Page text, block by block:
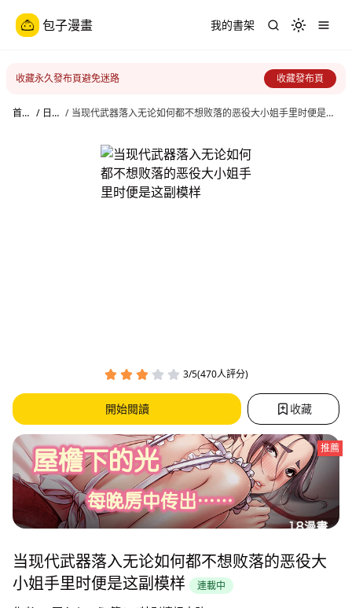
包子漫畫 我的書架 Toggle
收藏永久發布頁避免迷路 收藏發布頁
首
/ 日
/ 当现代武器落入无论如何都不想败落的恶役大小姐手里时便是这
3/5(470人評分)
開始閱讀 收藏
推薦
当现代武器落入无论如何都不想败落的恶役大
小姐手里时便是这副模样
連載中